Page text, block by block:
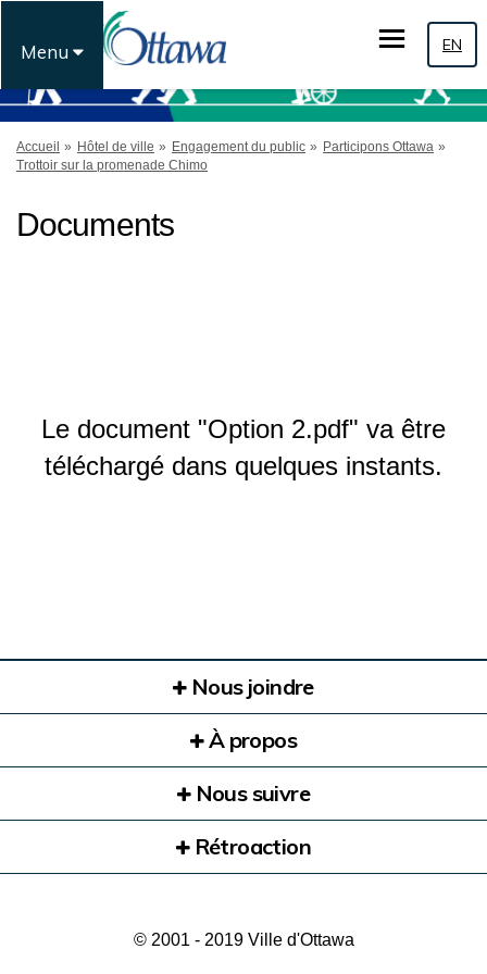
Menu EN
Vous êtes ici:
Accueil Hôtel de ville Engagement du public
Participons Ottawa
Trottoir sur la promenade Chimo
Documents
Le document "Option 2.pdf" va être
téléchargé dans quelques instants.
Nous joindre
À propos
Nous suivre
Rétroaction
© 2001 - 2019 Ville d'Ottawa